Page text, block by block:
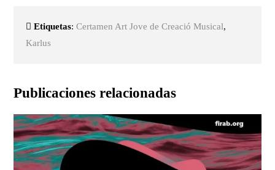
Etiquetas:Certamen Art Jove de Creació Musical,
Karlus
Publicaciones relacionadas